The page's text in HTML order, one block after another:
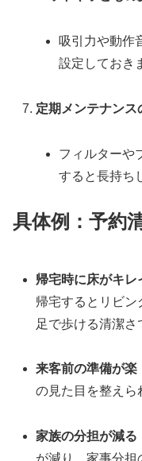
吸引力や動作
設定しておき
定期メンテナンス
フィルターや
すると長持ち
具体例：予約
帰宅時に床がキレ
帰宅するとリビン
足で歩ける清潔さ
来客前の準備が楽
の見た目を整えら
家族の分担が減る